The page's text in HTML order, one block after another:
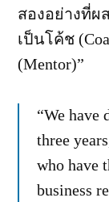
สองอย่างที่
เป็นโค้ช
(Mentor)”
“We have
three
who have
business